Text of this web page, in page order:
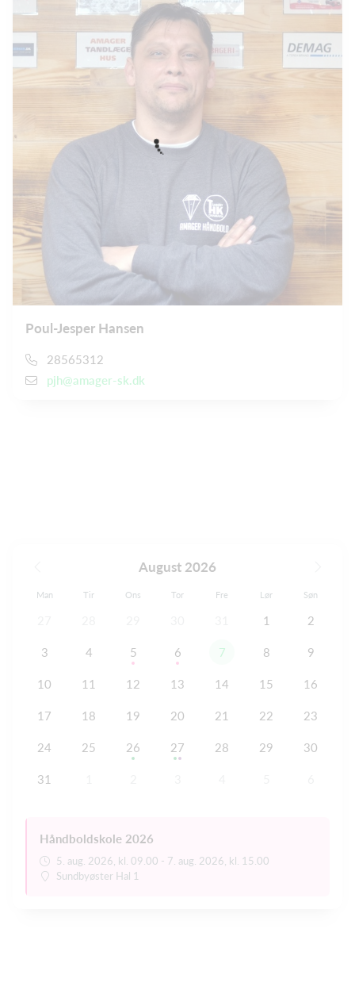
Poul-Jesper Hansen
28565312
pjh@amager-sk.dk
August 2026
Man Tir Ons Tor Fre Lør Søn
1 2
3 4 5 6 7 8 9
10 11 12 13 14 15 16
17 18 19 20 21 22 23
24 25 26 27 28 29 30
31
Håndboldskole 2026
5. aug. 2026, kl. 09.00 - 7. aug. 2026, kl. 15.00
Sundbyøster Hal 1